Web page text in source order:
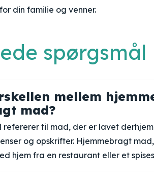
din familie og venner.
spørgsmål
mellem
mad?
refererer til mad, der er lavet
og opskrifter. Hjemmebragt
hjem fra en restaurant eller et